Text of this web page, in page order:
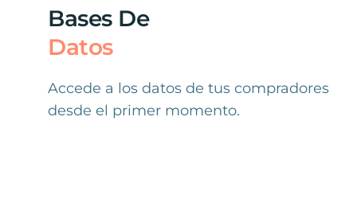
Bases De
Datos
Accede a los datos de tus compradores
desde el primer momento.